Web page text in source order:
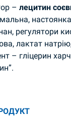
– лецитин
регулятори
лактат
– гліцерин